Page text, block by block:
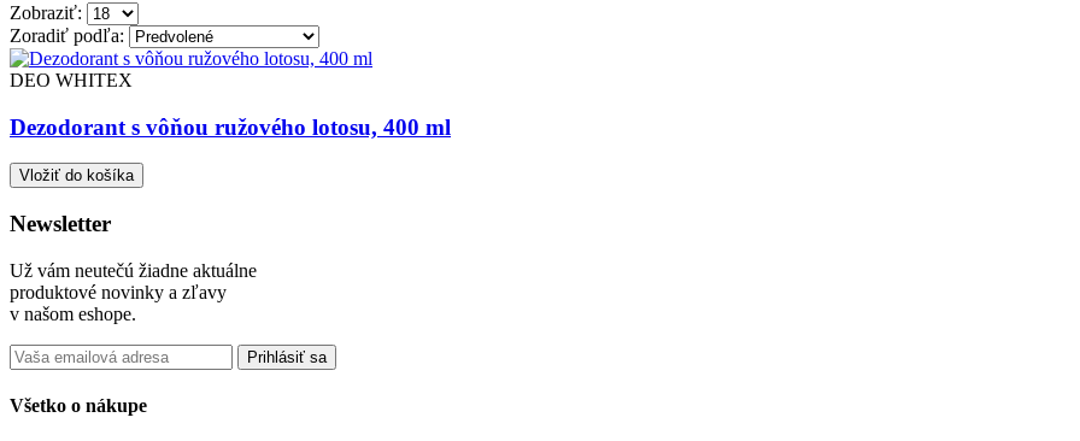
Zobraziť:
Zoradiť podľa:
DEO WHITEX
Dezodorant s vôňou ružového lotosu, 400 ml
Vložiť do košíka
Newsletter
Už vám neutečú žiadne aktuálne
produktové novinky a zľavy
v našom eshope.
Prihlásiť sa
Všetko o nákupe